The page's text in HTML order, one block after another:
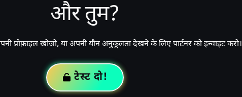
और तुम?
प्रोफ़ाइल खोजो, या अपनी यौन अनुकूलता देखने के लिए पार्टनर को इन्वाइट करो।
टेस्ट दो!